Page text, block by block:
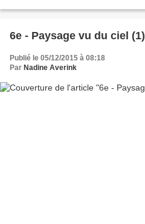
6e - Paysage vu du ciel (1)
Publié le 05/12/2015 à 08:18
Par Nadine Averink